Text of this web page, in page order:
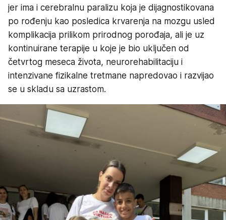
jer ima i cerebralnu paralizu koja je dijagnostikovana
po rođenju kao posledica krvarenja na mozgu usled
komplikacija prilikom prirodnog porođaja, ali je uz
kontinuirane terapije u koje je bio uključen od
četvrtog meseca života, neurorehabilitaciju i
intenzivane fizikalne tretmane napredovao i razvijao
se u skladu sa uzrastom.